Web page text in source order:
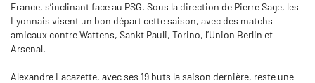
France, s’inclinant face au PSG. Sous la direction de Pierre Sage, les
Lyonnais visent un bon départ cette saison, avec des matchs
amicaux contre Wattens, Sankt Pauli, Torino, l’Union Berlin et
Arsenal.
Alexandre Lacazette, avec ses 19 buts la saison dernière, reste une